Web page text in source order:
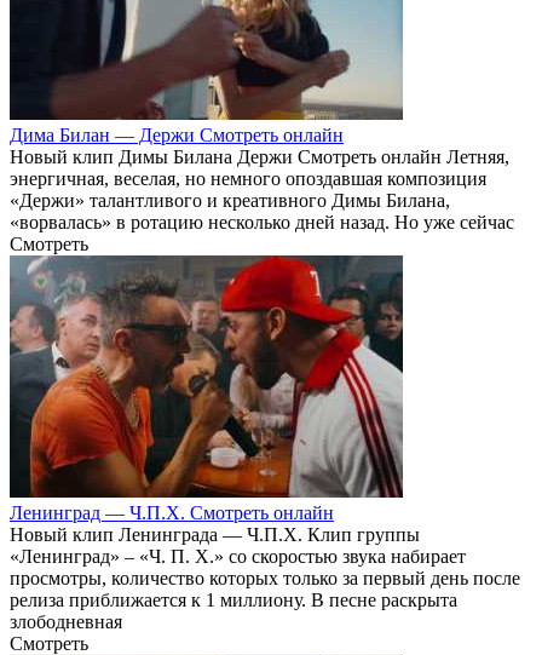
Дима Билан — Держи Смотреть онлайн
Новый клип Димы Билана Держи Смотреть онлайн Летняя,
энергичная, веселая, но немного опоздавшая композиция
«Держи» талантливого и креативного Димы Билана,
«ворвалась» в ротацию несколько дней назад. Но уже сейчас
Смотреть
Ленинград — Ч.П.Х. Смотреть онлайн
Новый клип Ленинграда — Ч.П.Х. Клип группы
«Ленинград» – «Ч. П. Х.» со скоростью звука набирает
просмотры, количество которых только за первый день после
релиза приближается к 1 миллиону. В песне раскрыта
злободневная
Смотреть